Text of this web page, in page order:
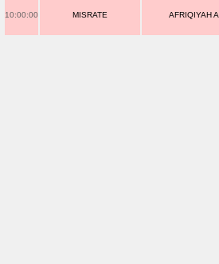
10:00:00 MISRATE AFRIQIYAH